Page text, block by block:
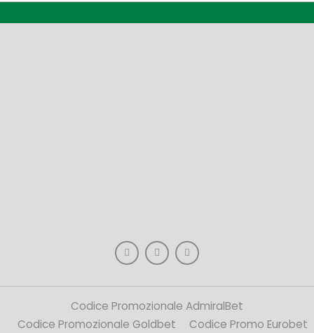
Codice Promozionale AdmiralBet
Codice Promozionale Goldbet
Codice Promo Eurobet